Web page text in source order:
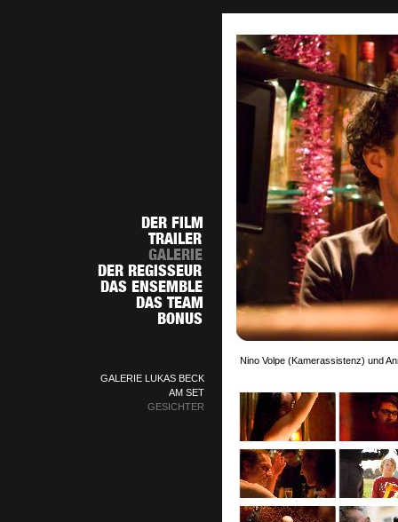
GALERIE LUKAS BECK
AM SET
GESICHTER
Nino Volpe (Kamerassistenz) und